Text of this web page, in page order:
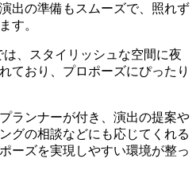
出の準備もスムーズで、照れず
す。
、スタイリッシュな空間に夜
ており、プロポーズにぴったり
ランナーが付き、演出の提案や
グの相談などにも応じてくれる
ーズを実現しやすい環境が整っ